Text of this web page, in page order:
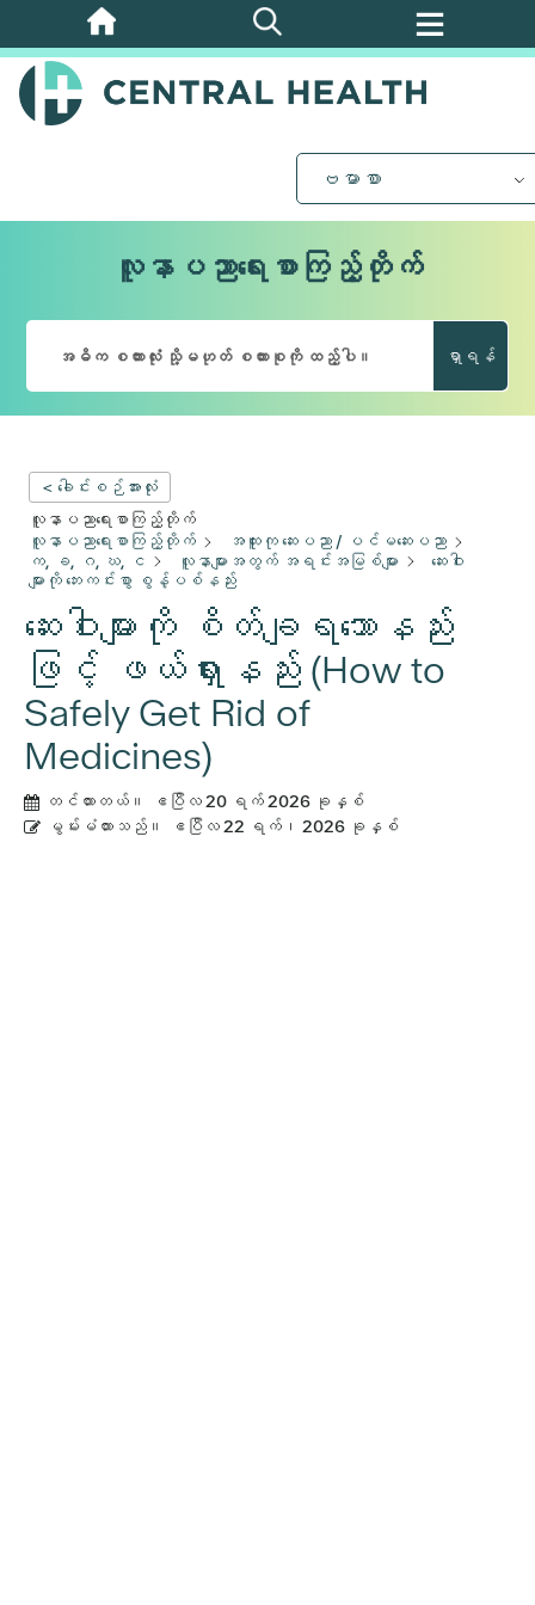
အဓိက
အကြောင်းအရာ
သို့
ဗမာစာ
လူနာပညာရေးစာကြည့်တိုက်
ရှာရန်
< ခေါင်းစဉ်အားလုံး
လူနာပညာရေးစာကြည့်တိုက်
လူနာပညာရေးစာကြည့်တိုက်
အထူးကု ဆေးပညာ / ပင်မဆေးပညာ
က, ခ, ဂ, ဃ, င
လူနာများအတွက် အရင်းအမြစ်များ
ဆေးဝါး
များကို ဘေးကင်းစွာ စွန့်ပစ်နည်း
ဆေးဝါးများကို စိတ်ချရသောနည်း
ဖြင့် ဖယ်ရှားနည်း (How to
Safely Get Rid of
Medicines)
တင်ထားတယ်။
ဧပြီလ 20 ရက် 2026 ခုနှစ်
မွမ်းမံထားသည်။
ဧပြီလ 22 ရက်၊ 2026 ခုနှစ်